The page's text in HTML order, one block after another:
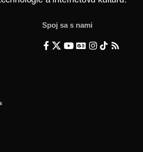
Spoj sa s nami